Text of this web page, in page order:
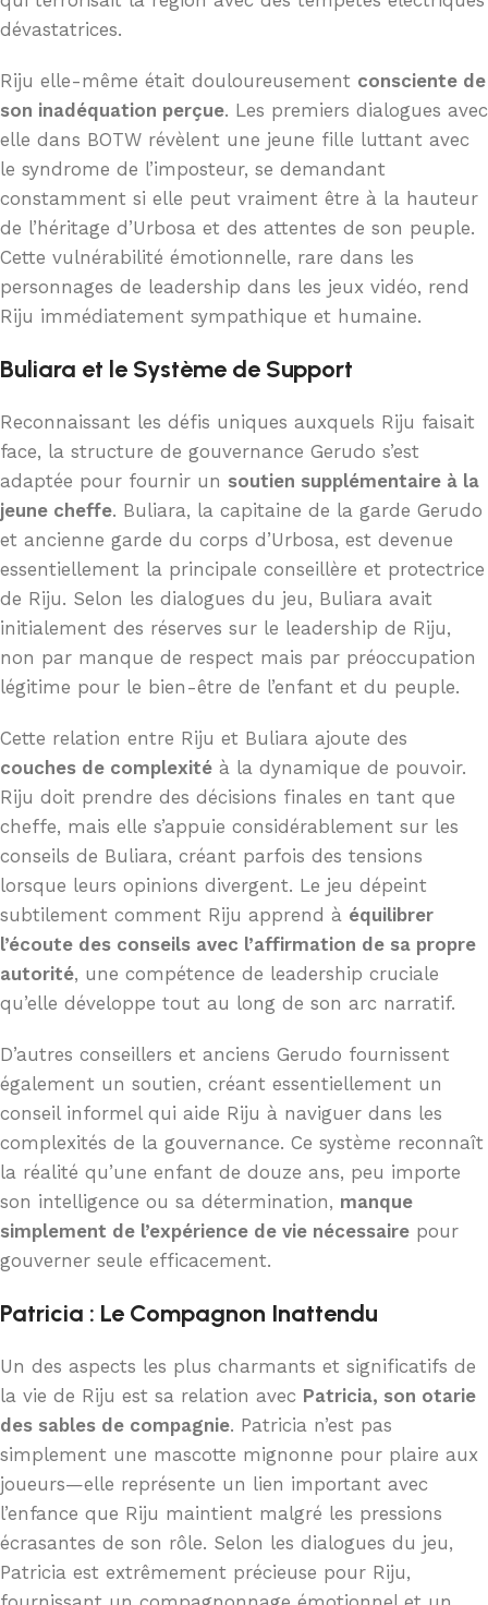
dévastatrices.
Riju elle-même était douloureusement consciente de
son inadéquation perçue. Les premiers dialogues avec
elle dans BOTW révèlent une jeune fille luttant avec
le syndrome de l’imposteur, se demandant
constamment si elle peut vraiment être à la hauteur
de l’héritage d’Urbosa et des attentes de son peuple.
Cette vulnérabilité émotionnelle, rare dans les
personnages de leadership dans les jeux vidéo, rend
Riju immédiatement sympathique et humaine.
Buliara et le Système de Support
Reconnaissant les défis uniques auxquels Riju faisait
face, la structure de gouvernance Gerudo s’est
adaptée pour fournir un soutien supplémentaire à la
jeune cheffe. Buliara, la capitaine de la garde Gerudo
et ancienne garde du corps d’Urbosa, est devenue
essentiellement la principale conseillère et protectrice
de Riju. Selon les dialogues du jeu, Buliara avait
initialement des réserves sur le leadership de Riju,
non par manque de respect mais par préoccupation
légitime pour le bien-être de l’enfant et du peuple.
Cette relation entre Riju et Buliara ajoute des
couches de complexité à la dynamique de pouvoir.
Riju doit prendre des décisions finales en tant que
cheffe, mais elle s’appuie considérablement sur les
conseils de Buliara, créant parfois des tensions
lorsque leurs opinions divergent. Le jeu dépeint
subtilement comment Riju apprend à équilibrer
l’écoute des conseils avec l’affirmation de sa propre
autorité, une compétence de leadership cruciale
qu’elle développe tout au long de son arc narratif.
D’autres conseillers et anciens Gerudo fournissent
également un soutien, créant essentiellement un
conseil informel qui aide Riju à naviguer dans les
complexités de la gouvernance. Ce système reconnaît
la réalité qu’une enfant de douze ans, peu importe
son intelligence ou sa détermination, manque
simplement de l’expérience de vie nécessaire pour
gouverner seule efficacement.
Patricia : Le Compagnon Inattendu
Un des aspects les plus charmants et significatifs de
la vie de Riju est sa relation avec Patricia, son otarie
des sables de compagnie. Patricia n’est pas
simplement une mascotte mignonne pour plaire aux
joueurs—elle représente un lien important avec
l’enfance que Riju maintient malgré les pressions
écrasantes de son rôle. Selon les dialogues du jeu,
Patricia est extrêmement précieuse pour Riju,